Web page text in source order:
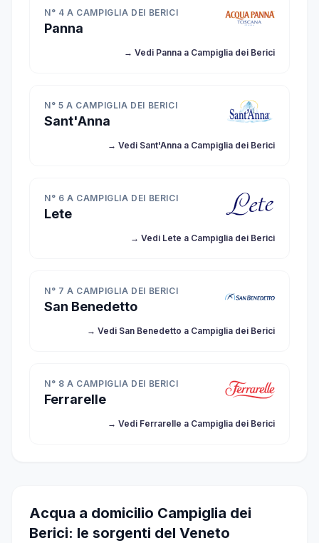
N° 4 A CAMPIGLIA DEI BERICI
Panna
→ Vedi Panna a Campiglia dei Berici
N° 5 A CAMPIGLIA DEI BERICI
Sant'Anna
→ Vedi Sant'Anna a Campiglia dei Berici
N° 6 A CAMPIGLIA DEI BERICI
Lete
→ Vedi Lete a Campiglia dei Berici
N° 7 A CAMPIGLIA DEI BERICI
San Benedetto
→ Vedi San Benedetto a Campiglia dei Berici
N° 8 A CAMPIGLIA DEI BERICI
Ferrarelle
→ Vedi Ferrarelle a Campiglia dei Berici
Acqua a domicilio Campiglia dei
Berici: le sorgenti del Veneto